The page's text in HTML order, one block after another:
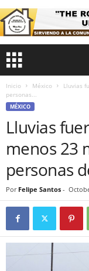
Inicio México
Lluvias
personas...
MÉXICO
Lluvias
menos 23
personas
Por Felipe Santos -